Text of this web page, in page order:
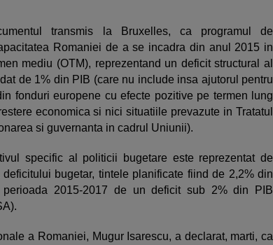
transmis la Bruxelles, ca programul de
Romaniei de a se incadra din anul 2015 in
mediu (OTM), reprezentand un deficit structural al
de 1% din PIB (care nu include insa ajutorul pentru
fonduri europene cu efecte pozitive pe termen lung
economica si nici situatiile prevazute in Tratatul
si guvernanta in cadrul Uniunii).
specific al politicii bugetare este reprezentat de
bugetar, tintele planificate fiind de 2,2% din
2015-2017 de un deficit sub 2% din PIB
a Romaniei, Mugur Isarescu, a declarat, marti, ca